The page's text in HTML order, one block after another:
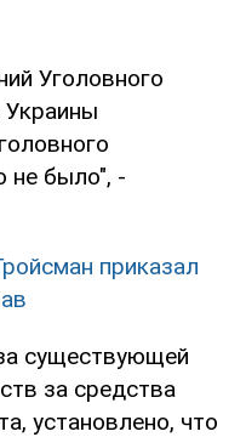
Уголовного
Украины
не было", -
приказал
существующей
за средства
установлено, что